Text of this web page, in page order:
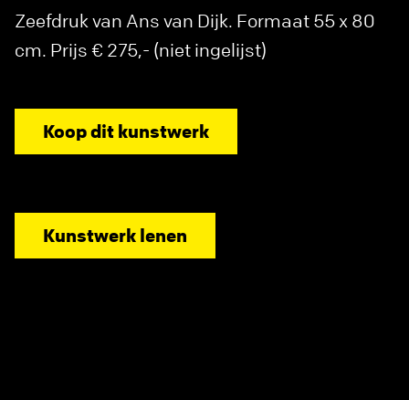
Zeefdruk van Ans van Dijk. Formaat 55 x 80
cm. Prijs € 275,- (niet ingelijst)
Koop dit kunstwerk
Kunstwerk lenen